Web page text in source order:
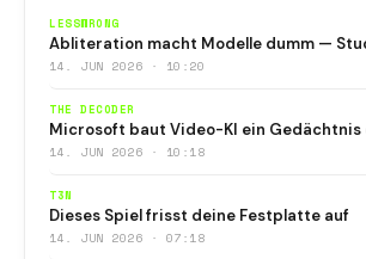
LESSWRONG
Abliteration macht Modelle dumm —
14. JUN 2026 · 10:20
THE DECODER
Microsoft baut Video-KI ein Gedächtnis
14. JUN 2026 · 10:18
T3N
Dieses Spiel frisst deine Festplatte auf
14. JUN 2026 · 07:18